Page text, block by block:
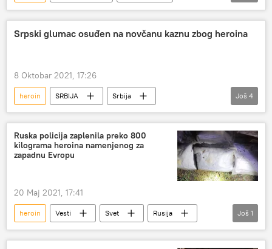
Srbija – društvo
Srbija – hronika
Hronika
Beograd
Srpski glumac osuđen na novčanu kaznu zbog heroina
8 Oktobar 2021, 17:26
heroin SRBIJA
Srbija
Apelacioni sud
Srbija – hronika
Branko Vidaković
Hronika
Još 4
Ruska policija zaplenila preko 800
kilograma heroina namenjenog za
zapadnu Evropu
20 Maj 2021, 17:41
heroin Vesti Svet
Rusija
Evropska unija (EU)
Još 1